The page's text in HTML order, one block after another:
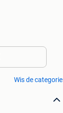
Wis de categorie